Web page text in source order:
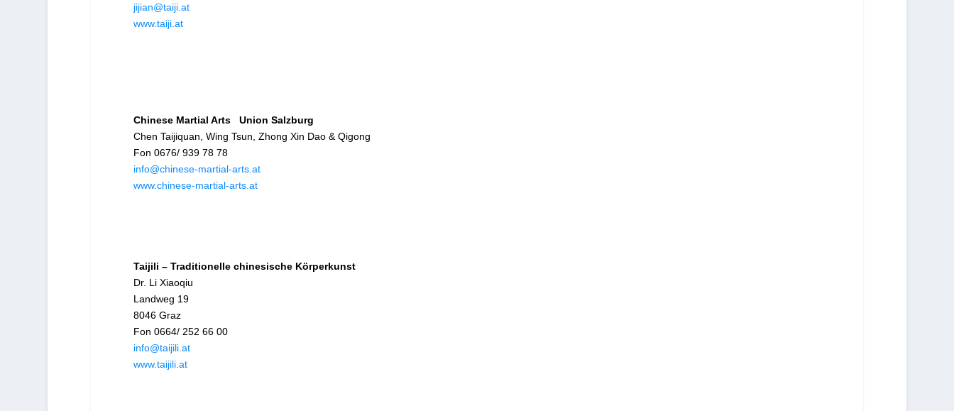
jijian@taiji.at
www.taiji.at
Chinese Martial Arts Union Salzburg
Chen Taijiquan, Wing Tsun, Zhong Xin Dao & Qigong
Fon 0676/ 939 78 78
info@chinese-martial-arts.at
www.chinese-martial-arts.at
Taijili – Traditionelle chinesische Körperkunst
Dr. Li Xiaoqiu
Landweg 19
8046 Graz
Fon 0664/ 252 66 00
info@taijili.at
www.taijili.at